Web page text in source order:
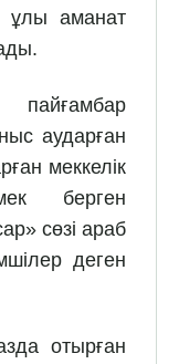
ұлы аманат
аударған
меккелік
берген
сөзі араб
деген
отырған